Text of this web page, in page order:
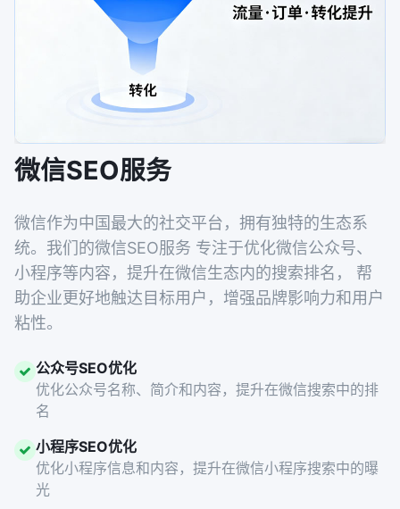
微信SEO服务
微信作为中国最大的社交平台，拥有独特的生态系
统。我们的微信SEO服务 专注于优化微信公众号、
小程序等内容，提升在微信生态内的搜索排名， 帮
助企业更好地触达目标用户，增强品牌影响力和用户
粘性。
公众号SEO优化
优化公众号名称、简介和内容，提升在微信搜索中的排
名
小程序SEO优化
优化小程序信息和内容，提升在微信小程序搜索中的曝
光